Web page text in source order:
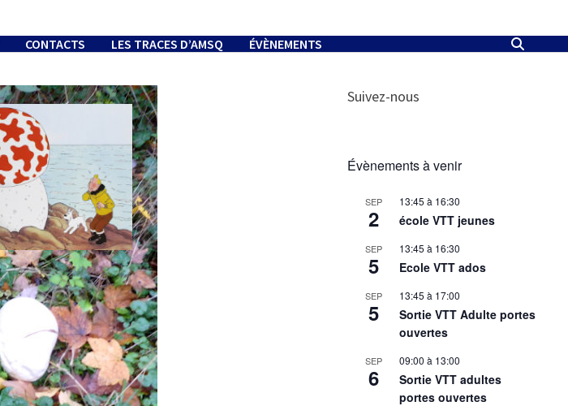
CONTACTS LES TRACES D’AMSQ ÉVÈNEMENTS
Suivez-nous
Évènements à venir
SEP
2
13:45 à 16:30
école VTT jeunes
SEP
5
13:45 à 16:30
Ecole VTT ados
SEP
5
13:45 à 17:00
Sortie VTT Adulte portes
ouvertes
SEP
6
09:00 à 13:00
Sortie VTT adultes
portes ouvertes